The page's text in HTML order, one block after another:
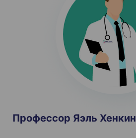
Профессор Яэль Хенкин